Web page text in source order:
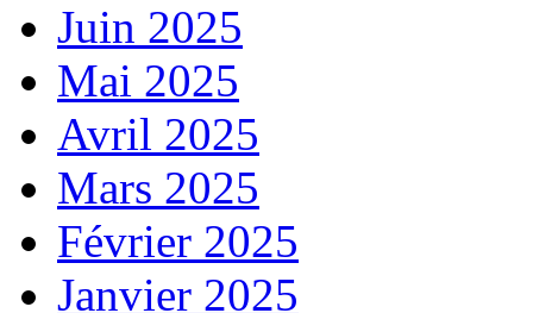
Juin 2025
Mai 2025
Avril 2025
Mars 2025
Février 2025
Janvier 2025